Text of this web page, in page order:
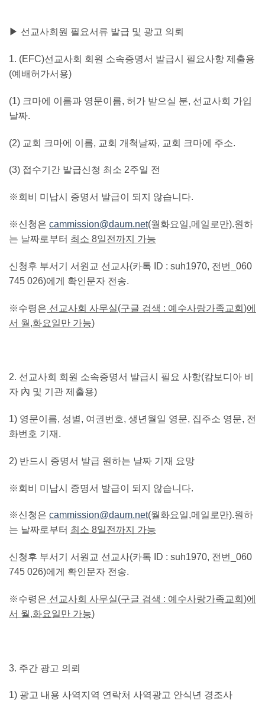
▶ 선교사회원 필요서류 발급 및 광고 의뢰
1. (EFC)선교사회 회원 소속증명서 발급시 필요사항 제출용
(예배허가서용)
(1) 크마에 이름과 영문이름, 허가 받으실 분, 선교사회 가입
날짜.
(2) 교회 크마에 이름, 교회 개척날짜, 교회 크마에 주소.
(3) 접수기간 발급신청 최소 2주일 전
※회비 미납시 증명서 발급이 되지 않습니다.
※신청은 cammission@daum.net(월화요일,메일로만).원하
는 날짜로부터 최소 8일전까지 가능
신청후 부서기 서원교 선교사(카톡 ID : suh1970, 전번
_060
745 026)에게 확인문자 전송.
※수령은 선교사회 사무실(구글 검색 : 예수사랑가족교회 )에
서 월,화요일만 가능)
2. 선교사회 회원 소속증명서 발급시 필요 사항(캄보디아 비
자 內 및 기관 제출용)
1) 영문이름, 성별, 여권번호, 생년월일 영문, 집주소 영문, 전
화번호 기재 .
2) 반드시 증명서 발급 원하는 날짜 기재 요망
※회비 미납시 증명서 발급이 되지 않습니다.
※신청은 cammission@daum.net(월화요일,메일로만).원하
는 날짜로부터 최소 8일전까지 가능
신청후 부서기 서원교 선교사(카톡 ID : suh1970, 전번
_060
745 026)에게 확인문자 전송.
※수령은 선교사회 사무실(구글 검색 : 예수사랑가족교회 )에
서 월,화요일만 가능)
3. 주간 광고 의뢰
1) 광고 내용 사역지역 연락처 사역광고 안식년 경조사